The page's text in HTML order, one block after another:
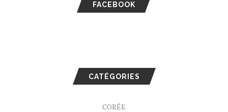
FACEBOOK
CATÉGORIES
CORÉE